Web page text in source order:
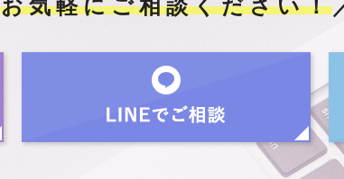
お気軽にご相談ください！